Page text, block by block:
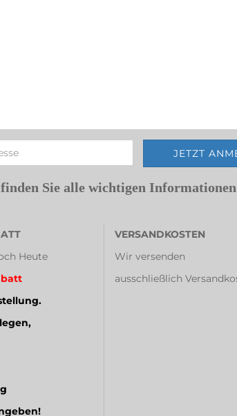
Sie alle wichtigen Informationen
Heute
VERSANDKOSTEN
Wir versenden
ausschließlich